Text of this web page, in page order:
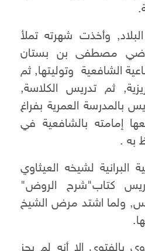
وأخذت شهرته تملأ
مصطفى بن بستان
الشافعية وتوليتها, ثم
ثم تدريس الكلاسة,
بالمدرسة العمرية بفراغ
إمامته بالشافعية في
به .
لشيخه العيثاوي
كتاب"شرح الروض"
ولما اشتد مرض الشيخ
بالفتوى إلا أنه لم يجز